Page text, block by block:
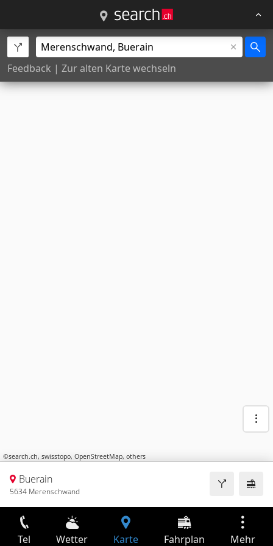
Feedback | Zur alten Karte wechseln
©search.ch, swisstopo, OpenStreetMap, others
Buerain
5634 Merenschwand
Tel Wetter Karte Fahrplan Mehr